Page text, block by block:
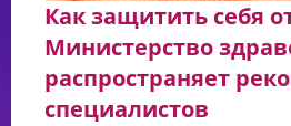
Как защитить себя
Министерство
распространяет
специалистов